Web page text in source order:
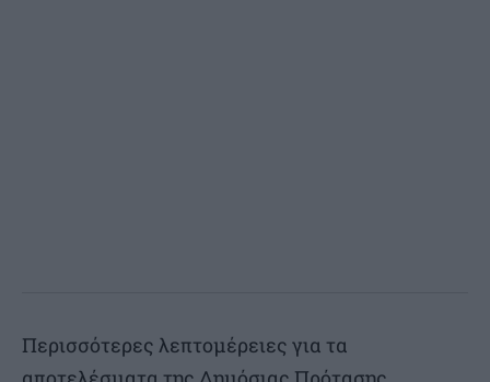
Περισσότερες λεπτομέρειες για τα